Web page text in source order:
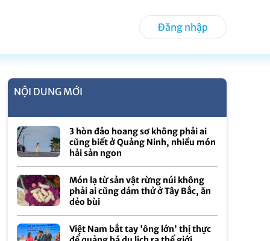
Đăng nhập
NỘI DUNG MỚI
3 hòn đảo hoang sơ không phải ai
cũng biết ở Quảng Ninh, nhiều món
hải sản ngon
Món lạ từ sản vật rừng núi không
phải ai cũng dám thử ở Tây Bắc, ăn
dẻo bùi
Việt Nam bắt tay 'ông lớn' thị thực